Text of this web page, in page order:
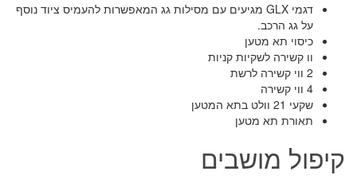
דגמי GLX מגיעים עם מסילות גג המאפשרות להעמיס ציוד נוסף
על גג הרכב.
כיסוי תא מטען
וו קשירה לשקיות קניות
2 ווי קשירה לרשת
4 ווי קשירה
שקעי 21 וולט בתא המטען
תאורת תא מטען
קיפול מושבים